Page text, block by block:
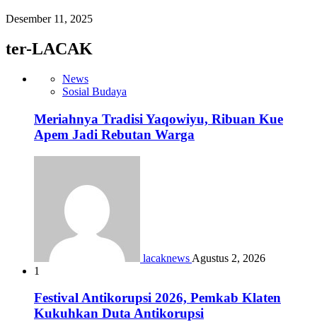
Desember 11, 2025
ter-LACAK
News
Sosial Budaya
Meriahnya Tradisi Yaqowiyu, Ribuan Kue
Apem Jadi Rebutan Warga
lacaknews Agustus 2, 2026
1
Festival Antikorupsi 2026, Pemkab Klaten
Kukuhkan Duta Antikorupsi